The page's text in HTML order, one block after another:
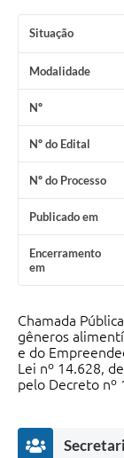
Situação
Modalidade
Nº
Nº do Edital
Nº do Processo
Publicado em
Encerramento
em
Chamada
gêneros
e do
Lei nº 14.628,
pelo Decreto nº